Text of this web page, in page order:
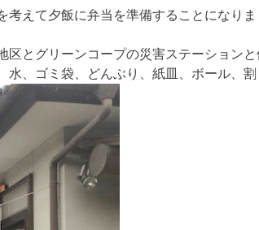
考えて夕飯に弁当を準備することになり
とグリーンコープの災害ステーションと
、ゴミ袋、どんぶり、紙皿、ボール、割